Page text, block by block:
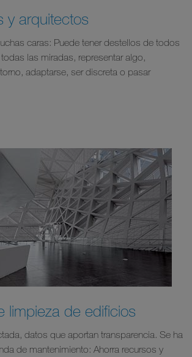
y arquitectos
caras: Puede tener destellos de todos
las miradas, representar algo,
adaptarse, ser discreta o pasar
limpieza de edificios
datos que aportan transparencia. Se ha
de mantenimiento: Ahorra recursos y